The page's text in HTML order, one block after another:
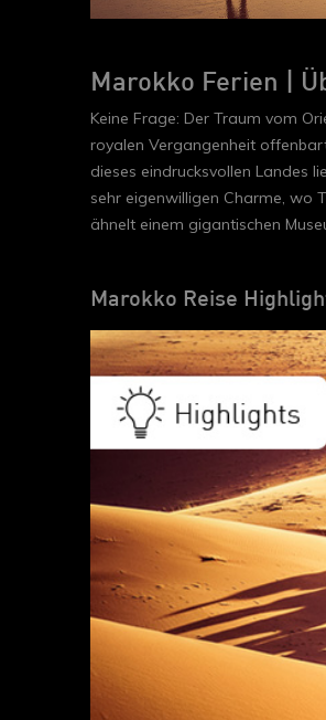
Marokko Ferien |
Keine Frage: Der Traum vom
royalen Vergangenheit
dieses eindrucksvollen Landes
sehr eigenwilligen Charme, wo
ähnelt einem gigantischen
Marokko Reise